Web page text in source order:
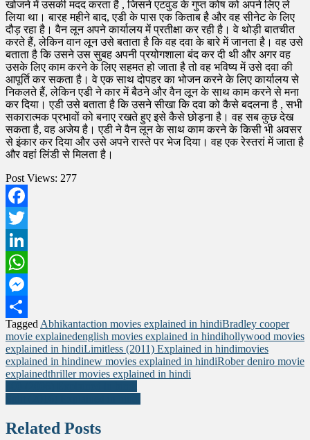
Post Views: 277
Facebook
Twitter
LinkedIn
WhatsApp
Messenger
Share
Tagged Abhikantaction movies explained in hindiBradley cooper
movie explainedenglish movies explained in hindihollywood movies
explained in hindiLimitless (2011) Explained in hindimovies
explained in hindinew movies explained in hindiRober deniro movie
explainedthriller movies explained in hindi
Post
navigation
Related Posts